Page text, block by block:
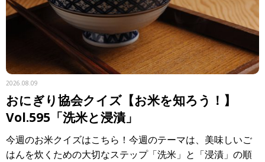
2026.08.09
おにぎり協会クイズ【お米を知ろう！】
Vol.595「洗米と浸漬」
今週のお米クイズはこちら！今週のテーマは、美味しいご
はんを炊くための大切なステップ「洗米」と「浸漬」の順